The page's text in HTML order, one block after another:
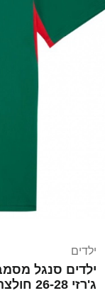
ילדים
ג'רזי 26-28 חולצה קצרה